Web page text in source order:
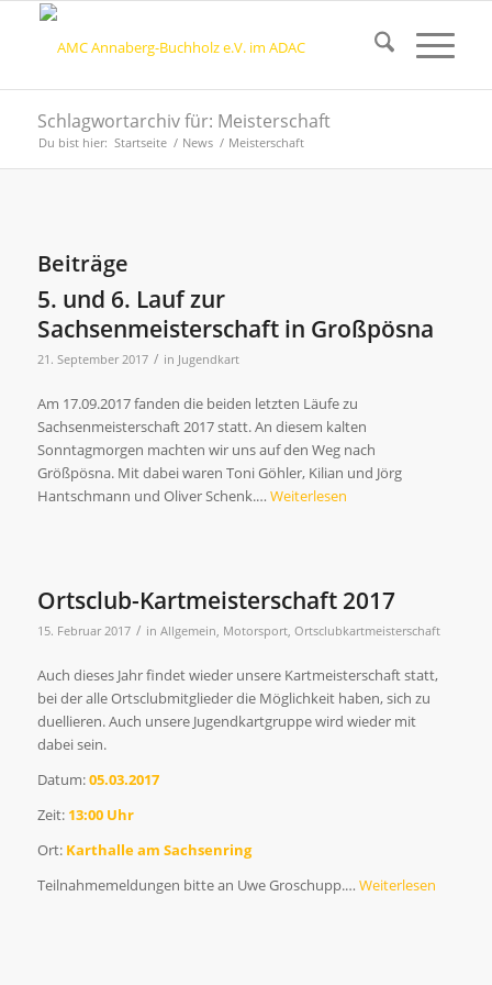
Schlagwortarchiv für: Meisterschaft
Du bist hier: Startseite / News / Meisterschaft
Beiträge
5. und 6. Lauf zur
Sachsenmeisterschaft in Großpösna
21. September 2017 / in Jugendkart
Am 17.09.2017 fanden die beiden letzten Läufe zu
Sachsenmeisterschaft 2017 statt. An diesem kalten
Sonntagmorgen machten wir uns auf den Weg nach
Größpösna. Mit dabei waren Toni Göhler, Kilian und Jörg
Hantschmann und Oliver Schenk.… Weiterlesen
Ortsclub-Kartmeisterschaft 2017
15. Februar 2017 / in Allgemein, Motorsport, Ortsclubkartmeisterschaft
Auch dieses Jahr findet wieder unsere Kartmeisterschaft statt,
bei der alle Ortsclubmitglieder die Möglichkeit haben, sich zu
duellieren. Auch unsere Jugendkartgruppe wird wieder mit
dabei sein.
Datum:05.03.2017
Zeit: 13:00 Uhr
Ort: Karthalle am Sachsenring
Teilnahmemeldungen bitte an Uwe Groschupp.… Weiterlesen